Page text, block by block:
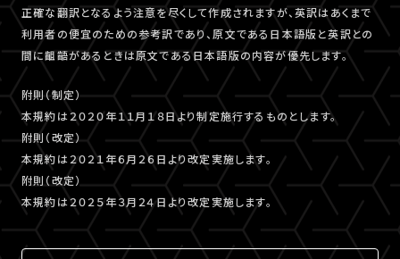
正確な翻訳となるよう注意を尽くして作成されますが、英訳はあくまで
利用者の便宜のための参考訳であり、原文である日本語版と英訳との
間に齟齬があるときは原文である日本語版の内容が優先します。
附則（制定）
本規約は２０２０年１１月１８日より制定施行するものとします。
附則（改定）
本規約は２０２１年６月２６日より改定実施します。
附則（改定）
本規約は２０２５年３月２４日より改定実施します。